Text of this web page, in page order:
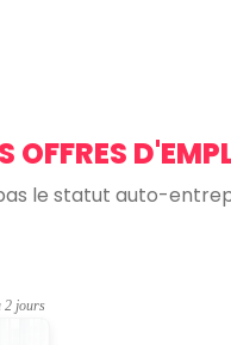
OFFRES
le statut auto-
2 jours